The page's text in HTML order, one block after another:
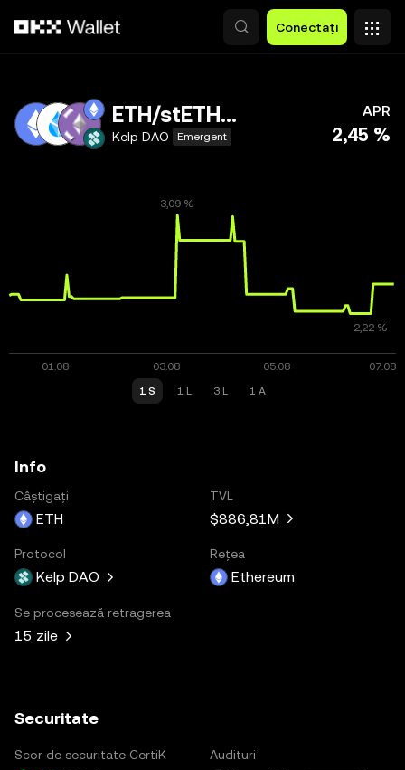
Conectați
ETH/stETH/ETHx
Kelp DAO Emergent
APR
2,45 %
1 S 1 L 3 L 1 A
Info
Câștigați
ETH
TVL
$886,81M
Protocol
Kelp DAO
Rețea
Ethereum
Se procesează retragerea
15 zile
Securitate
Scor de securitate CertiK Audituri